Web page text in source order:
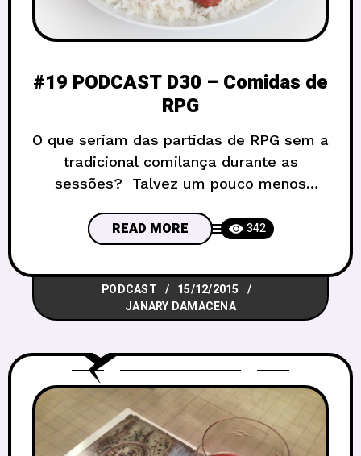
#19 PODCAST D30 – Comidas de
RPG
O que seriam das partidas de RPG sem a
tradicional comilança durante as
sessões? Talvez um pouco menos
das rotineiras guloseimas vocês
experimentassem outros tipos de
comidinhas. Sim, sim, eu sei que pizza,
salgadinhos com refrigerante é bom e
barato, mas existem opções mais
READ MORE 342
PODCAST
15/12/2015
JANARY DAMACENA